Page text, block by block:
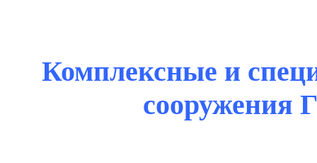
Комплексные и